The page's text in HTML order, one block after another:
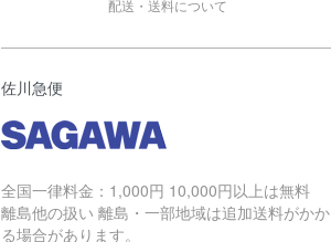
配送・送料について
佐川急便
全国一律料金：1,000円 10,000円以上は無料
離島他の扱い 離島・一部地域は追加送料がかか
る場合があります。